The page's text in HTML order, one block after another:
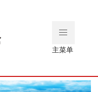
主菜单